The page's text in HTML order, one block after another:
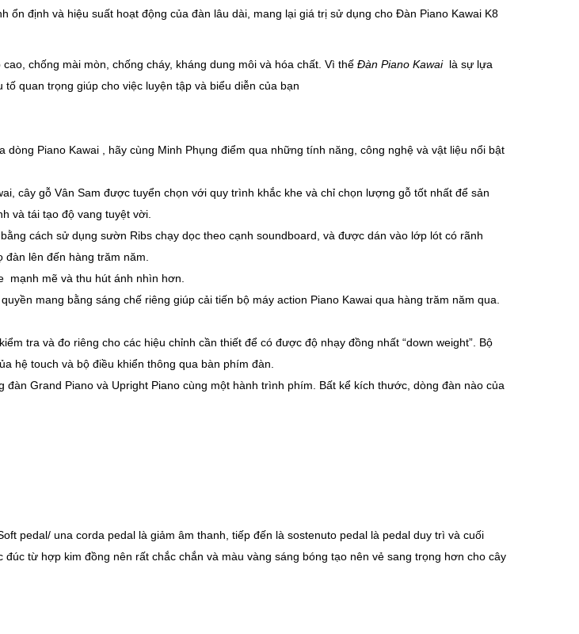
định và hiệu suất hoạt động của đàn lâu dài, mang lại giá trị sử dụng cho Đàn Piano Kawai K8
chống mài mòn, chống cháy, kháng dung môi và hóa chất. Vì thế Đàn Piano Kawai là sự lựa
quan trọng giúp cho việc luyện tập và biểu diễn của bạn
Piano Kawai , hãy cùng Minh Phụng điểm qua những tính năng, công nghệ và vật liệu nổi bật
cây gỗ Vân Sam được tuyển chọn với quy trình khắc khe và chỉ chọn lượng gỗ tốt nhất để sản
và tái tạo độ vang tuyệt vời.
cách sử dụng sườn Ribs chạy dọc theo cạnh soundboard, và được dán vào lớp lót có rãnh
lên đến hàng trăm năm.
mạnh mẽ và thu hút ánh nhìn hơn.
mang bằng sáng chế riêng giúp cải tiến bộ máy action Piano Kawai qua hàng trăm năm qua.
tra và đo riêng cho các hiệu chỉnh cần thiết để có được độ nhạy đồng nhất “down weight”. Bộ
hệ touch và bộ điều khiển thông qua bàn phím đàn.
Grand Piano và Upright Piano cùng một hành trình phím. Bất kể kích thước, dòng đàn nào của
pedal/ una corda pedal là giảm âm thanh, tiếp đến là sostenuto pedal là pedal duy trì và cuối
từ hợp kim đồng nên rất chắc chắn và màu vàng sáng bóng tạo nên vẻ sang trọng hơn cho cây